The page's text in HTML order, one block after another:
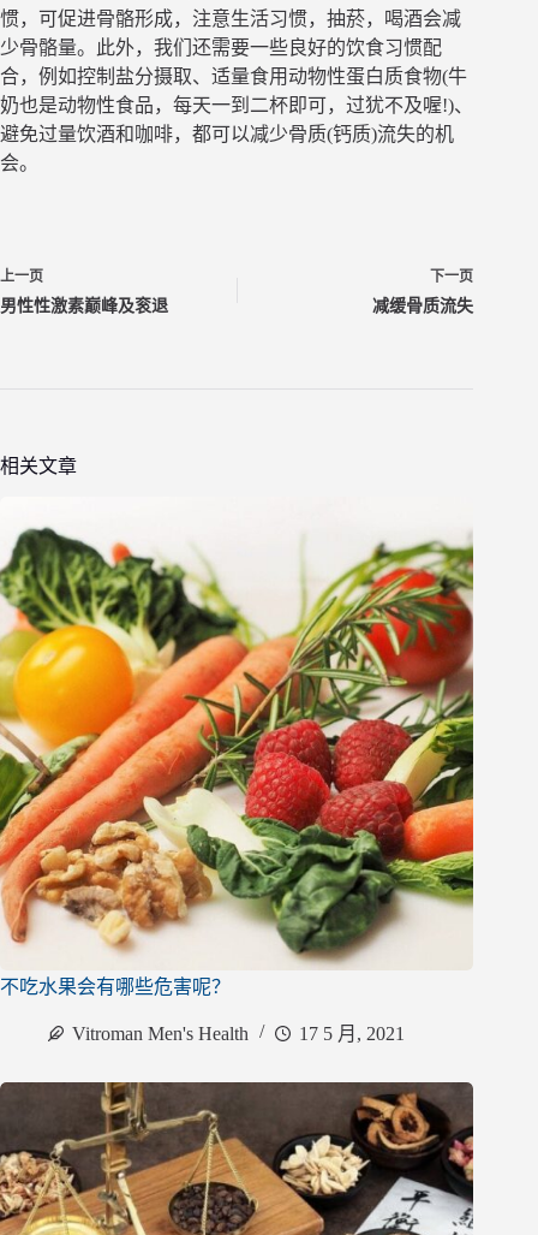
惯，可促进骨骼形成，注意生活习惯，抽菸，喝酒会减
少骨骼量。此外，我们还需要一些良好的饮食习惯配
合，例如控制盐分摄取、适量食用动物性蛋白质食物(牛
奶也是动物性食品，每天一到二杯即可，过犹不及喔!)、
避免过量饮酒和咖啡，都可以减少骨质(钙质)流失的机
会。
上一页
男性性激素巅峰及衮退
下一页
减缓骨质流失
相关文章
不吃水果会有哪些危害呢？
Vitroman Men's Health 17 5 月, 2021